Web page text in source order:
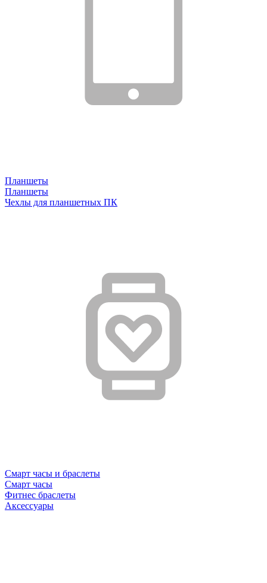
Планшеты
Планшеты
Чехлы для планшетных ПК
Смарт часы и браслеты
Смарт часы
Фитнес браслеты
Аксессуары